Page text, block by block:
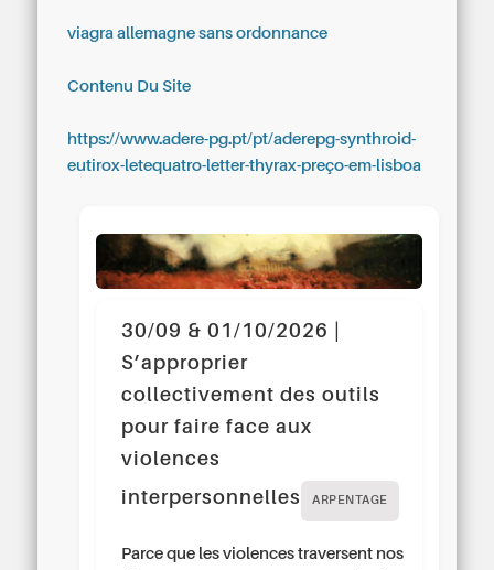
viagra allemagne sans ordonnance
Contenu Du Site
https://www.adere-pg.pt/pt/aderepg-synthroid-
eutirox-letequatro-letter-thyrax-preço-em-lisboa
30/09 & 01/10/2026 |
S’approprier
collectivement des outils
pour faire face aux
violences
interpersonnelles
ARPENTAGE
Parce que les violences traversent nos